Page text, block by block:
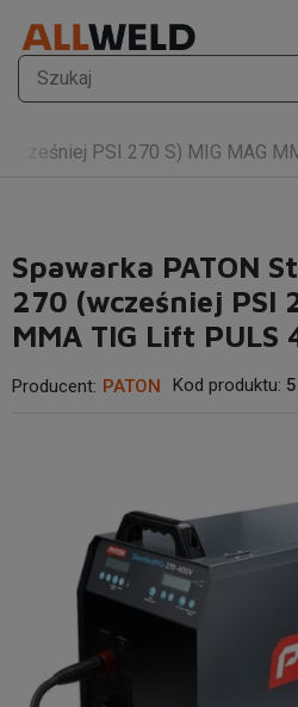
PSI 270 S) MIG MAG
Spawarka PATON
270 (wcześniej PSI
MMA TIG Lift PULS
Producent: PATON Kod produktu: